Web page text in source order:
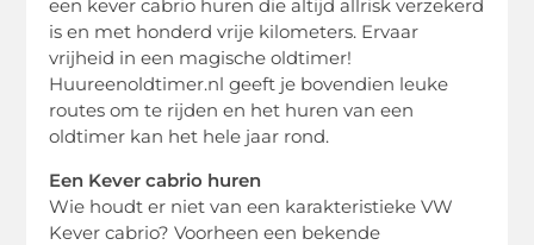
een kever cabrio huren die altijd allrisk verzekerd
is en met honderd vrije kilometers. Ervaar
vrijheid in een magische oldtimer!
Huureenoldtimer.nl geeft je bovendien leuke
routes om te rijden en het huren van een
oldtimer kan het hele jaar rond.
Een Kever cabrio huren
Wie houdt er niet van een karakteristieke VW
Kever cabrio? Voorheen een bekende